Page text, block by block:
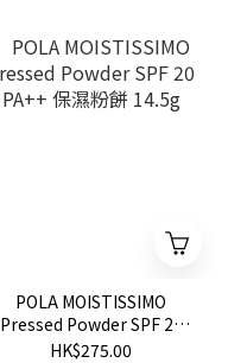
POLA MOISTISSIMO
Pressed Powder SPF 20
PA++ 保濕粉餅 14.5g
HK$275.00